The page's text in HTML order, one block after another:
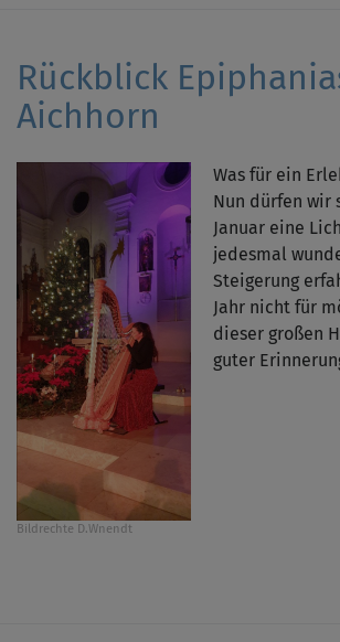
Rückblick
Aichhorn
Bildrechte D.Wnendt
Was für ein
Nun dürfen wir
Januar eine
jedesmal
Steigerung
Jahr nicht für
dieser großen
guter